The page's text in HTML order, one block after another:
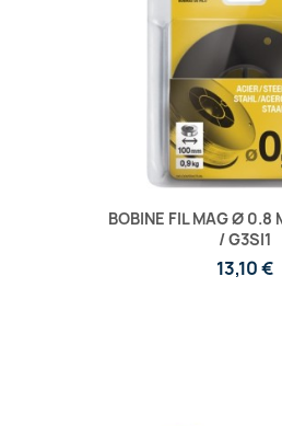
BOBINE FIL MAG Ø 0.8
/ G3SI1
13,10 €